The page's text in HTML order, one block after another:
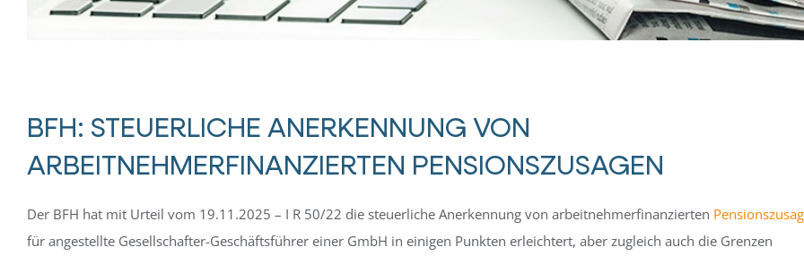
BFH: STEUERLICHE ANERKENNUNG VON
ARBEITNEHMERFINANZIERTEN PENSIONSZUSAGEN
Der BFH hat mit Urteil vom 19.11.2025 – I R 50/22 die steuerliche Anerkennung von arbeitnehmerfinanzierten
für angestellte Gesellschafter-Geschäftsführer einer GmbH in einigen Punkten erleichtert, aber zugleich auch die Grenzen